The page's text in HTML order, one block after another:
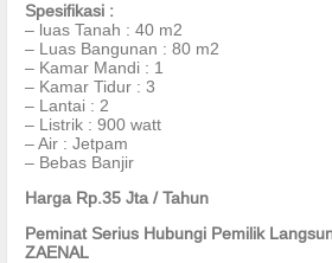
Spesifikasi :
– luas Tanah : 40 m2
– Luas Bangunan : 80 m2
– Kamar Mandi : 1
– Kamar Tidur : 3
– Lantai : 2
– Listrik : 900 watt
– Air : Jetpam
– Bebas Banjir
Harga Rp.35 Jta / Tahun
Peminat Serius Hubungi Pemilik
ZAENAL